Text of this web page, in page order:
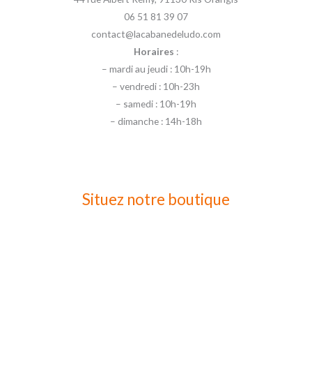
06 51 81 39 07
contact@lacabanedeludo.com
Horaires :
– mardi au jeudi : 10h-19h
– vendredi : 10h-23h
– samedi : 10h-19h
– dimanche : 14h-18h
Situez notre boutique